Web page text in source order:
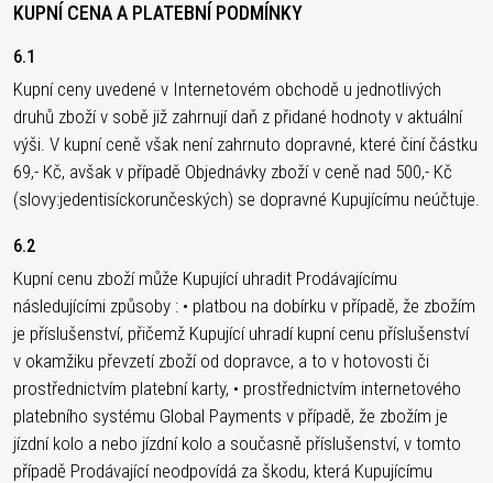
KUPNÍ CENA A PLATEBNÍ PODMÍNKY
6.1
Kupní ceny uvedené v Internetovém obchodě u jednotlivých
druhů zboží v sobě již zahrnují daň z přidané hodnoty v aktuální
výši. V kupní ceně však není zahrnuto dopravné, které činí částku
69,- Kč, avšak v případě Objednávky zboží v ceně nad 500,- Kč
(slovy:jedentisíckorunčeských) se dopravné Kupujícímu neúčtuje.
6.2
Kupní cenu zboží může Kupující uhradit Prodávajícímu
následujícími způsoby : • platbou na dobírku v případě, že zbožím
je příslušenství, přičemž Kupující uhradí kupní cenu příslušenství
v okamžiku převzetí zboží od dopravce, a to v hotovosti či
prostřednictvím platební karty, • prostřednictvím internetového
platebního systému Global Payments v případě, že zbožím je
jízdní kolo a nebo jízdní kolo a současně příslušenství, v tomto
případě Prodávající neodpovídá za škodu, která Kupujícímu